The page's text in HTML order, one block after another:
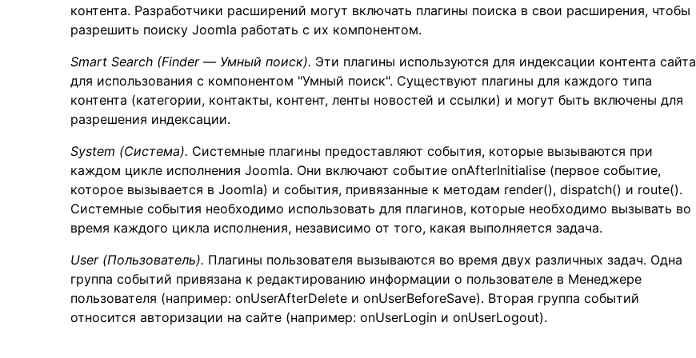
контента. Разработчики расширений могут включать плагины поиска в свои расширения, чтобы
разрешить поиску Joomla работать с их компонентом.
Smart Search (Finder — Умный поиск). Эти плагины используются для индексации контента сайта
для использования с компонентом "Умный поиск". Существуют плагины для каждого типа
контента (категории, контакты, контент, ленты новостей и ссылки) и могут быть включены для
разрешения индексации.
System (Система). Системные плагины предоставляют события, которые вызываются при
каждом цикле исполнения Joomla. Они включают событие onAfterInitialise (первое событие,
которое вызывается в Joomla) и события, привязанные к методам render(), dispatch() и route().
Системные события необходимо использовать для плагинов, которые необходимо вызывать во
время каждого цикла исполнения, независимо от того, какая выполняется задача.
User (Пользователь). Плагины пользователя вызываются во время двух различных задач. Одна
группа событий привязана к редактированию информации о пользователе в Менеджере
пользователя (например: onUserAfterDelete и onUserBeforeSave). Вторая группа событий
относится авторизации на сайте (например: onUserLogin и onUserLogout).